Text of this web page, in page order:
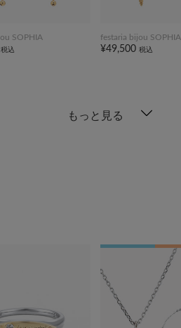
SOPHIA
税込
festaria bijou SOPHIA
¥49,500 税込
もっと見る